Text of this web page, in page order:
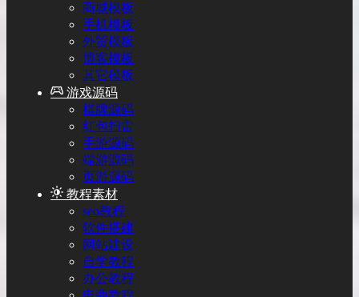
商城模板
手机模板
外贸模板
博客模板
其它模板
游戏源码
棋牌源码
红包扫雷
手游源码
端游源码
页游源码
教程素材
seo教程
软件搭建
网站建设
自学教程
办公教程